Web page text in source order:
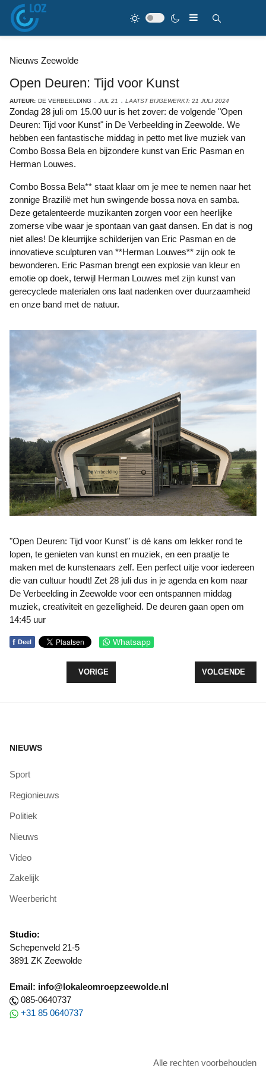
Nieuws Zeewolde
Open Deuren: Tijd voor Kunst
AUTEUR: DE VERBEELDING JUL 21 LAATST BIJGEWERKT: 21 JULI 2024
Zondag 28 juli om 15.00 uur is het zover: de volgende "Open
Deuren: Tijd voor Kunst" in De Verbeelding in Zeewolde. We
hebben een fantastische middag in petto met live muziek van
Combo Bossa Bela en bijzondere kunst van Eric Pasman en
Herman Louwes.
Combo Bossa Bela** staat klaar om je mee te nemen naar het
zonnige Brazilië met hun swingende bossa nova en samba.
Deze getalenteerde muzikanten zorgen voor een heerlijke
zomerse vibe waar je spontaan van gaat dansen. En dat is nog
niet alles! De kleurrijke schilderijen van Eric Pasman en de
innovatieve sculpturen van **Herman Louwes** zijn ook te
bewonderen. Eric Pasman brengt een explosie van kleur en
emotie op doek, terwijl Herman Louwes met zijn kunst van
gerecyclede materialen ons laat nadenken over duurzaamheid
en onze band met de natuur.
"Open Deuren: Tijd voor Kunst" is dé kans om lekker rond te
lopen, te genieten van kunst en muziek, en een praatje te
maken met de kunstenaars zelf. Een perfect uitje voor iedereen
die van cultuur houdt! Zet 28 juli dus in je agenda en kom naar
De Verbeelding in Zeewolde voor een ontspannen middag
muziek, creativiteit en gezelligheid. De deuren gaan open om
14:45 uur
f Deel Whatsapp
VORIG ARTIKEL: PILOT SMART ENERGYHUB
VORIGE VOLGENDE
VOLGENDE
NIEUWS
Sport
Regionieuws
Politiek
Nieuws
Video
Zakelijk
Weerbericht
Studio:
Schepenveld 21-5
3891 ZK Zeewolde
Email: info@lokaleomroepzeewolde.nl
085-0640737
+31 85 0640737
Alle rechten voorbehouden